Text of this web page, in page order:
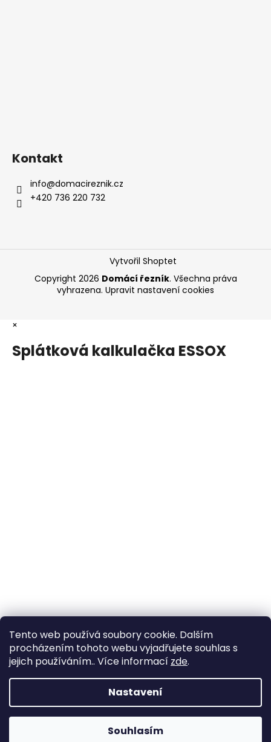
Tento web používá soubory cookie. Dalším
procházením tohoto webu vyjadřujete souhlas s
jejich používáním.. Více informací zde.
Nastavení
Souhlasím
Kontakt
info@domacireznik.cz
+420 736 220 732
Vytvořil Shoptet
Copyright 2026 Domácí řezník. Všechna práva
vyhrazena. Upravit nastavení cookies
×
Splátková kalkulačka ESSOX